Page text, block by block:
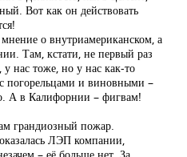
Вот как он действовать
о внутриамериканском, а
Там, кстати, не первый раз
нас тоже, но у нас как-то
погорельцами и виновными –
А в Калифорнии – фигвам!
грандиозный пожар.
ЛЭП компании,